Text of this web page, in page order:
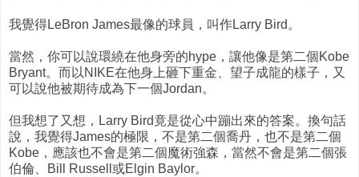
我覺得LeBron James最像的球員，叫作Larry Bird。
當然，你可以說環繞在他身旁的hype，讓他像是第二個Kobe
Bryant。而以NIKE在他身上砸下重金、望子成龍的樣子，又
可以說他被期待成為下一個Jordan。
但我想了又想，Larry Bird竟是從心中蹦出來的答案。換句話
說，我覺得James的極限，不是第二個喬丹，也不是第二個
Kobe，應該也不會是第二個魔術強森，當然不會是第二個張
伯倫、Bill Russell或Elgin Baylor。